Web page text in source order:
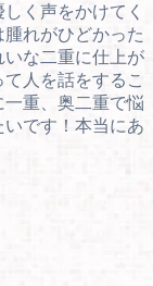
く声をかけてく
れがひどかった
な二重に仕上が
人を話をするこ
重、奥二重で悩
です！本当にあ